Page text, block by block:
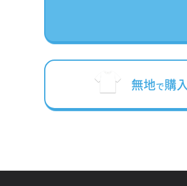
無地で購入